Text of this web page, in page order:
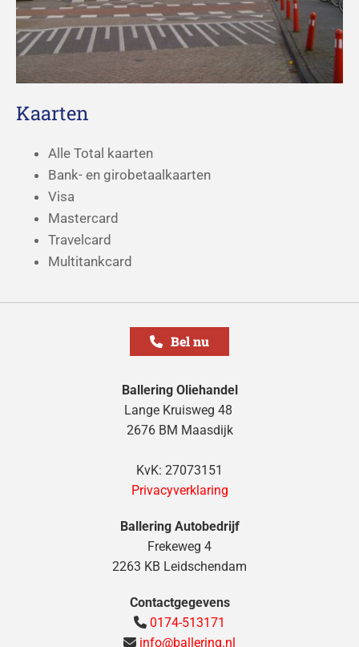
Kaarten
Alle Total kaarten
Bank- en girobetaalkaarten
Visa
Mastercard
Travelcard
Multitankcard
Bel nu
Ballering Oliehandel
Lange Kruisweg 48
2676 BM Maasdijk
KvK: 27073151
Privacyverklaring
Ballering Autobedrijf
Frekeweg 4
2263 KB Leidschendam
Contactgegevens
 0174-513171
 info@ballering.nl